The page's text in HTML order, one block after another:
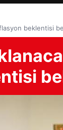
beklentisi